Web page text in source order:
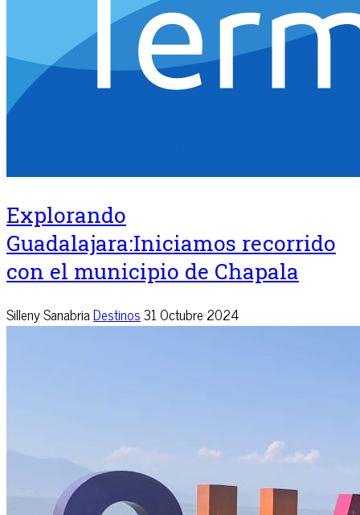
Explorando
Guadalajara:Iniciamos recorrido
con el municipio de Chapala
Silleny SanabriaDestinos31 Octubre 2024